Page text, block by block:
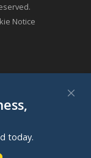
today.
Notice
on our
consent to